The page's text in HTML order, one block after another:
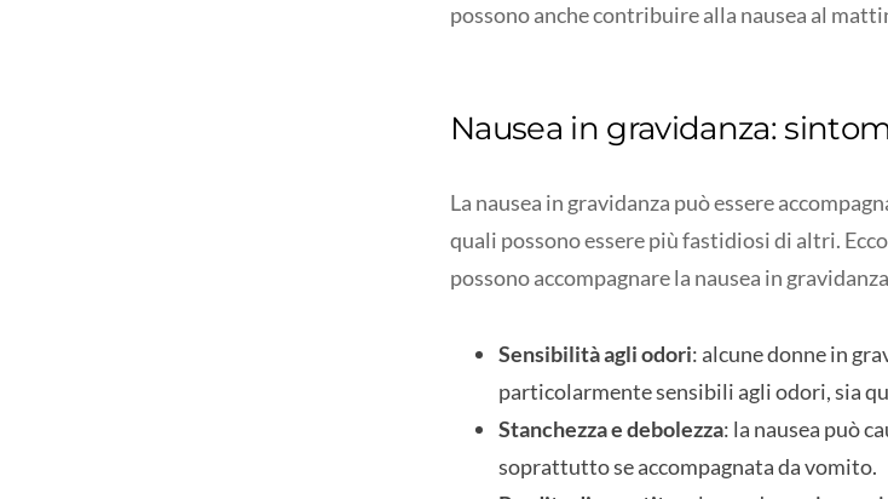
possono anche contribuire alla nausea al
Nausea in gravidanza:
La nausea in gravidanza può essere
quali possono essere più fastidiosi di altri.
possono accompagnare la nausea in
Sensibilità agli odori: alcune donne in
particolarmente sensibili agli odori, sia
Stanchezza e debolezza: la nausea può
soprattutto se accompagnata da vomito.